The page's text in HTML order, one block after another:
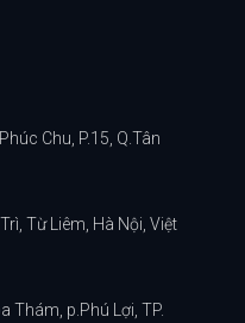
Chu, P.15, Q.Tân
Từ Liêm, Hà Nội, Việt
Thám, p.Phú Lợi, TP.